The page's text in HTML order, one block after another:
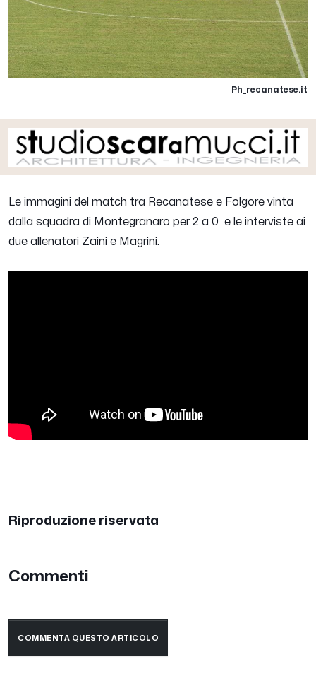
Ph_recanatese.it
Le immagini del match tra Recanatese e Folgore vinta
dalla squadra di Montegranaro per 2 a 0 e le interviste ai
due allenatori Zaini e Magrini.
Riproduzione riservata
Commenti
COMMENTA QUESTO ARTICOLO